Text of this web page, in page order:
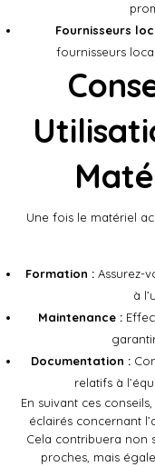
Fournisseurs
fournisseurs
Une fois le matériel
Formation : Assurez-
à
Maintenance :
Documentation :
relatifs à
En suivant ces
éclairés concernant
Cela contribuera non
proches, mais